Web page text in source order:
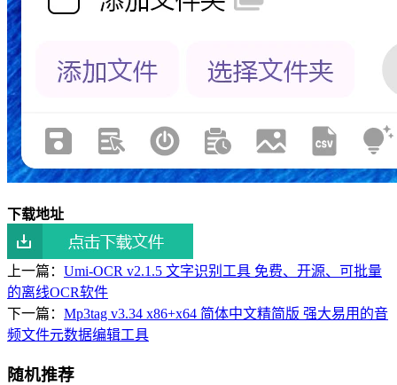
下载地址
上一篇： Umi-OCR v2.1.5 文字识别工具 免费、开源、可批量
的离线OCR软件
下一篇： Mp3tag v3.34 x86+x64 简体中文精简版 强大易用的音
频文件元数据编辑工具
随机推荐